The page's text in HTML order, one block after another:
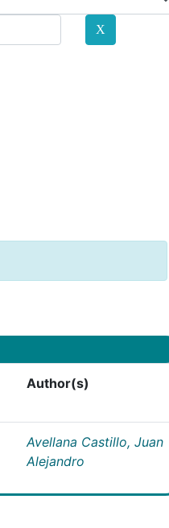
Author(s)
Avellana Castillo, Juan
Alejandro